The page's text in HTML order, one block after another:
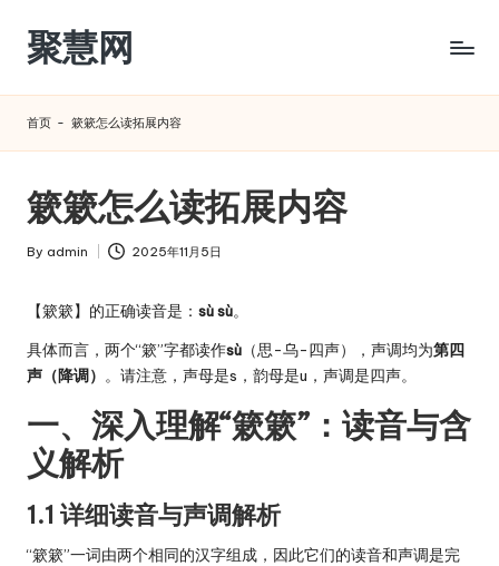
Skip
content
聚慧网
首页 - 簌簌怎么读拓展内容
簌簌怎么读拓展内容
Posted
By admin 2025年11月5日
【簌簌】的正确读音是： sù sù。
具体而言，两个“簌”字都读作sù （思-乌-四声），声调均为第四
声（降调） 。请注意，声母是s，韵母是u，声调是四声。
一、深入理解“簌簌”：读音与含
义解析
1.1 详细读音与声调解析
“簌簌”一词由两个相同的汉字组成，因此它们的读音和声调是完